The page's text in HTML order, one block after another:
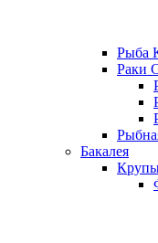
Рыба
Раки
Бакалея